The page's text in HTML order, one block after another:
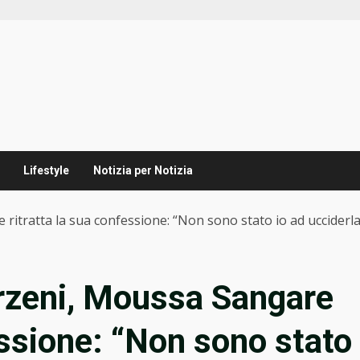
Lifestyle Notizia per Notizia
ritratta la sua confessione: “Non sono stato io ad
Moussa Sangare
“Non sono stato